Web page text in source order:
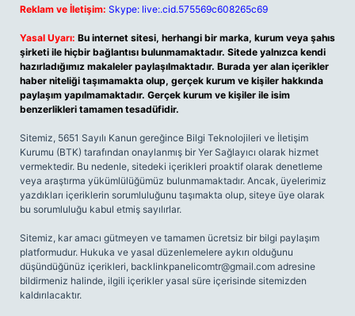
Reklam ve İletişim: Skype: live:.cid.575569c608265c69
Yasal Uyarı: Bu internet sitesi, herhangi bir marka, kurum veya şahıs
şirketi ile hiçbir bağlantısı bulunmamaktadır. Sitede yalnızca kendi
hazırladığımız makaleler paylaşılmaktadır. Burada yer alan içerikler
haber niteliği taşımamakta olup, gerçek kurum ve kişiler hakkında
paylaşım yapılmamaktadır. Gerçek kurum ve kişiler ile isim
benzerlikleri tamamen tesadüfidir.
Sitemiz, 5651 Sayılı Kanun gereğince Bilgi Teknolojileri ve İletişim
Kurumu (BTK) tarafından onaylanmış bir Yer Sağlayıcı olarak hizmet
vermektedir. Bu nedenle, sitedeki içerikleri proaktif olarak denetleme
veya araştırma yükümlülüğümüz bulunmamaktadır. Ancak, üyelerimiz
yazdıkları içeriklerin sorumluluğunu taşımakta olup, siteye üye olarak
bu sorumluluğu kabul etmiş sayılırlar.
Sitemiz, kar amacı gütmeyen ve tamamen ücretsiz bir bilgi paylaşım
platformudur. Hukuka ve yasal düzenlemelere aykırı olduğunu
düşündüğünüz içerikleri, backlinkpanelicomtr@gmail.com adresine
bildirmeniz halinde, ilgili içerikler yasal süre içerisinde sitemizden
kaldırılacaktır.